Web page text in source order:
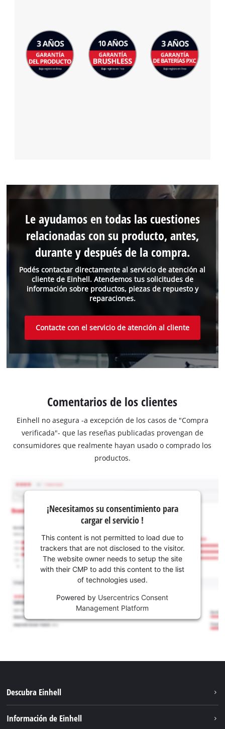
Podés contactar directamente al servicio de atención al
cliente de Einhell. Atendemos tus solicitudes de
información sobre productos, piezas de repuesto y
reparaciones.
Le ayudamos en todas las cuestiones
relacionadas con su producto, antes,
durante y después de la compra.
Contacte con el servicio de atención al cliente
Comentarios de los clientes
Einhell no asegura -a excepción de los casos de "Compra
verificada"- que las reseñas publicadas provengan de
consumidores que realmente hayan usado o comprado los
productos.
¡Necesitamos su consentimiento para
cargar el servicio !
This content is not permitted to load due to
trackers that are not disclosed to the visitor.
The website owner needs to setup the site
with their CMP to add this content to the list
of technologies used.
Powered by Usercentrics Consent
Management Platform
Descubra Einhell
Información de Einhell